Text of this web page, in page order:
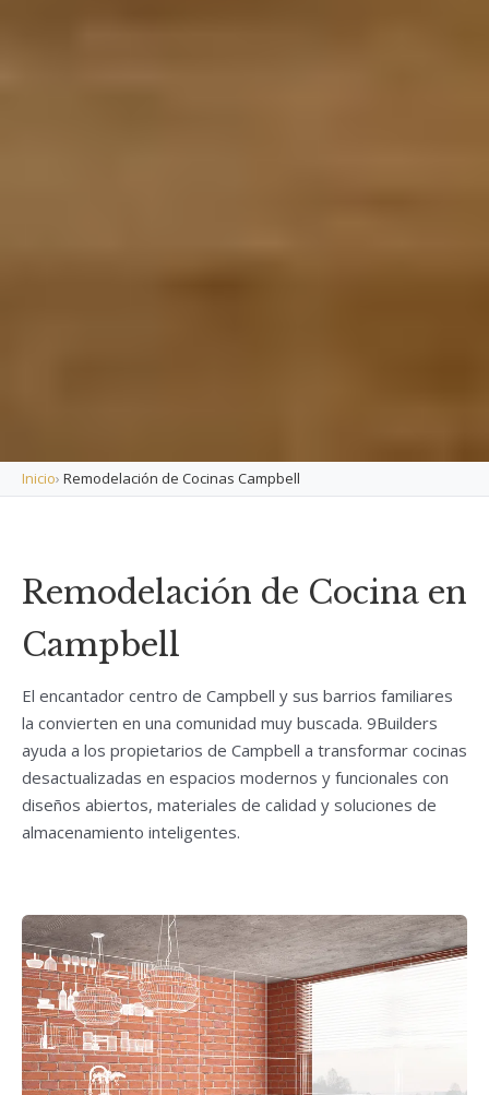
Inicio› Remodelación de Cocinas Campbell
Remodelación de Cocina en
Campbell
El encantador centro de Campbell y sus barrios familiares
la convierten en una comunidad muy buscada. 9Builders
ayuda a los propietarios de Campbell a transformar cocinas
desactualizadas en espacios modernos y funcionales con
diseños abiertos, materiales de calidad y soluciones de
almacenamiento inteligentes.